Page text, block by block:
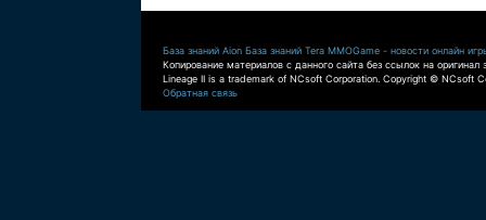
База знаний Aion База знаний Tera MMOGame - новости онлайн
Копирование материалов с данного сайта без ссылок на оригинал
Lineage II is a trademark of NCsoft Corporation. Copyright © NCsoft
Обратная связь